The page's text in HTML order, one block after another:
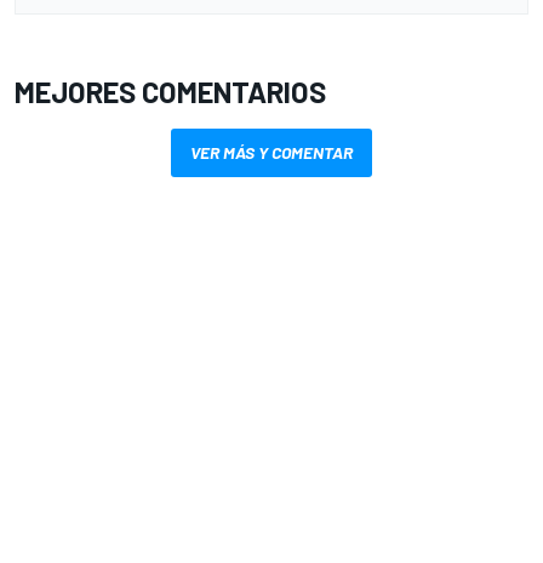
MEJORES COMENTARIOS
VER MÁS Y COMENTAR